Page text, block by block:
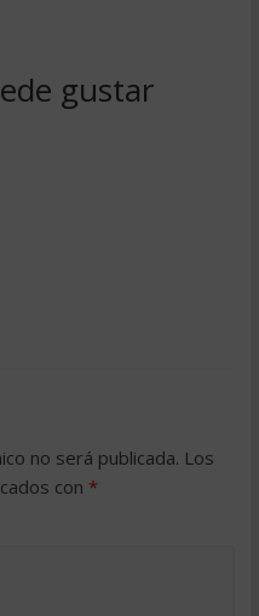
gustar
no será publicada. Los
con *